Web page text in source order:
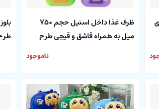
ظرف غذا داخل استیل حجم 750
میل به همراه قاشق و قیچی طرح
ناموجود